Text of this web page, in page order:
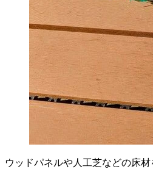
ウッドパネルや人工芝などの床材